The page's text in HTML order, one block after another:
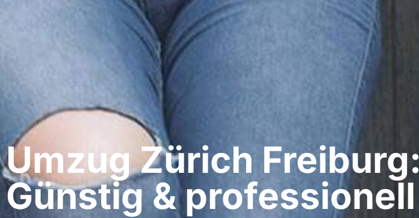
Umzug Zürich​ Freiburg:
Günstig & professionell​